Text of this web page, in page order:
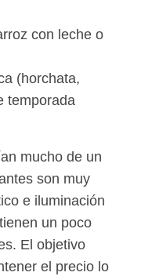
con leche o
(horchata,
temporada
mucho de un
son muy
e iluminación
un poco
El objetivo
el precio lo